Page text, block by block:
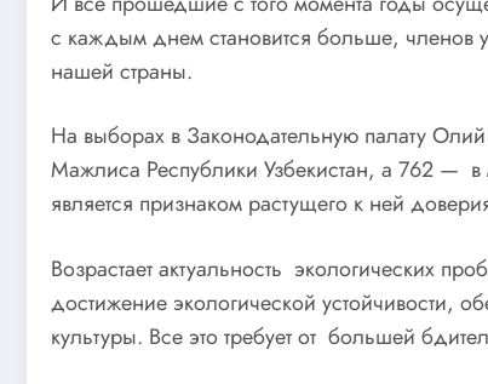
с каждым днем становится больше, членов
нашей страны.
На выборах в Законодательную палату
Мажлиса Республики Узбекистан, а 762 —
является признаком растущего к ней
Возрастает актуальность экологических
достижение экологической устойчивости,
культуры. Все это требует от большей